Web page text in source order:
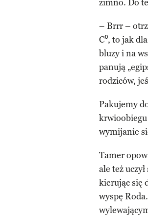
zimno. Do
– Brrr –
C⁰, to jak
bluzy i na
panują
rodziców,
Pakujemy
wymijanie
Tamer
ale też
kierując się
wyspę